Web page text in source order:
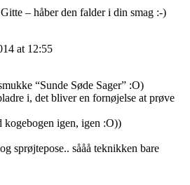
– håber den falder i din smag :-)
at 12:55
“Sunde Søde Sager” :O)
i, det bliver en fornøjelse at prøve
igen, igen :O))
sprøjtepose.. sååå teknikken bare